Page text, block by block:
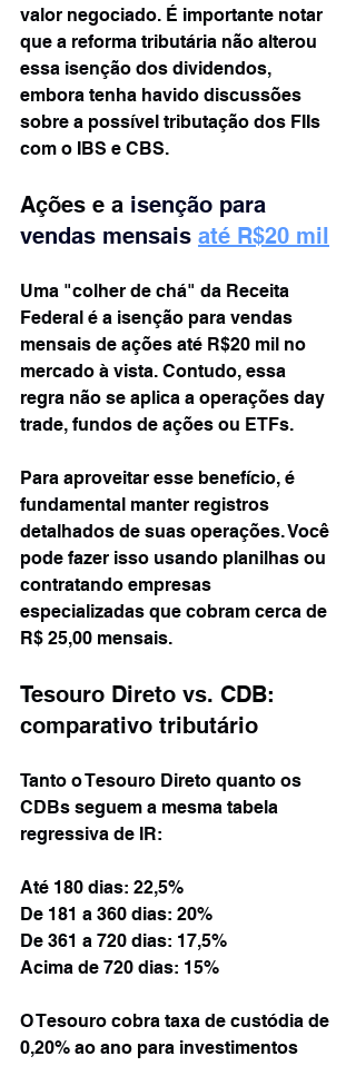
valor negociado. É importante notar
que a reforma tributária não alterou
essa isenção dos dividendos,
embora tenha havido discussões
sobre a possível tributação dos FIIs
com o IBS e CBS.
Ações e a isenção para
vendas mensais até R$20 mil
Uma "colher de chá" da Receita
Federal é a isenção para vendas
mensais de ações até R$20 mil no
mercado à vista. Contudo, essa
regra não se aplica a operações day
trade, fundos de ações ou ETFs.
Para aproveitar esse benefício, é
fundamental manter registros
detalhados de suas operações. Você
pode fazer isso usando planilhas ou
contratando empresas
especializadas que cobram cerca de
R$ 25,00 mensais.
Tesouro Direto vs. CDB:
comparativo tributário
Tanto o Tesouro Direto quanto os
CDBs seguem a mesma tabela
regressiva de IR:
Até 180 dias: 22,5%
De 181 a 360 dias: 20%
De 361 a 720 dias: 17,5%
Acima de 720 dias: 15%
O Tesouro cobra taxa de custódia de
0,20% ao ano para investimentos